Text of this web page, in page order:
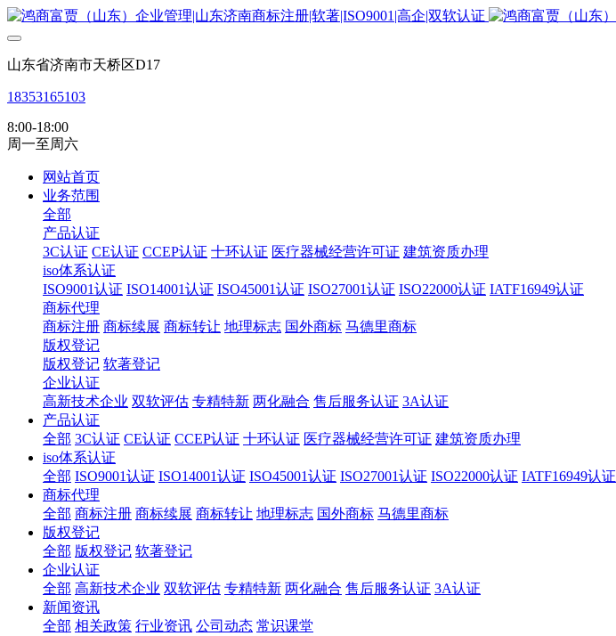
山东省济南市天桥区D17
18353165103
8:00-18:00
周一至周六
网站首页
业务范围
全部
产品认证
3C认证 CE认证 CCEP认证 十环认证 医疗器械经营许可证 建筑资质办理
iso体系认证
ISO9001认证 ISO14001认证 ISO45001认证 ISO27001认证 ISO22000认证 IATF16949认证
商标代理
商标注册 商标续展 商标转让 地理标志 国外商标 马德里商标
版权登记
版权登记 软著登记
企业认证
高新技术企业 双软评估 专精特新 两化融合 售后服务认证 3A认证
产品认证
全部 3C认证 CE认证 CCEP认证 十环认证 医疗器械经营许可证 建筑资质办理
iso体系认证
全部 ISO9001认证 ISO14001认证 ISO45001认证 ISO27001认证 ISO22000认证 IATF16949认证
商标代理
全部 商标注册 商标续展 商标转让 地理标志 国外商标 马德里商标
版权登记
全部 版权登记 软著登记
企业认证
全部 高新技术企业 双软评估 专精特新 两化融合 售后服务认证 3A认证
新闻资讯
全部 相关政策 行业资讯 公司动态 常识课堂